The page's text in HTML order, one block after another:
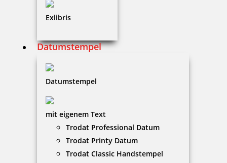
Exlibris
Datumstempel
Datumstempel
mit eigenem Text
Trodat Professional Datum
Trodat Printy Datum
Trodat Classic Handstempel